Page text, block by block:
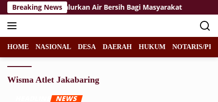
Langsung
ke
konten
Breaking News
Mangkalihat Salurkan Air Bersih Bagi Masyarakat
HOME NASIONAL DESA DAERAH HUKUM NOTARIS/
Wisma Atlet Jakabaring